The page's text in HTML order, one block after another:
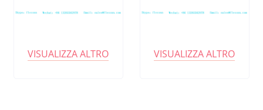
VISUALIZZA ALTRO VISUALIZZA ALTRO